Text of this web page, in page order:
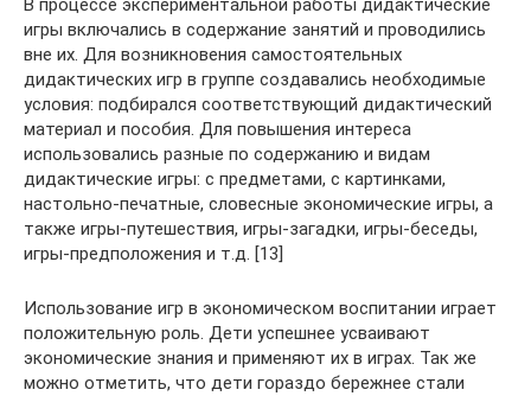
В процессе экспериментальной работы дидактические
игры включались в содержание занятий и проводились
вне их. Для возникновения самостоятельных
дидактических игр в группе создавались необходимые
условия: подбирался соответствующий дидактический
материал и пособия. Для повышения интереса
использовались разные по содержанию и видам
дидактические игры: с предметами, с картинками,
настольно-печатные, словесные экономические игры, а
также игры-путешествия, игры-загадки, игры-беседы,
игры-предположения и т.д. [13]
Использование игр в экономическом воспитании играет
положительную роль. Дети успешнее усваивают
экономические знания и применяют их в играх. Так же
можно отметить, что дети гораздо бережнее стали